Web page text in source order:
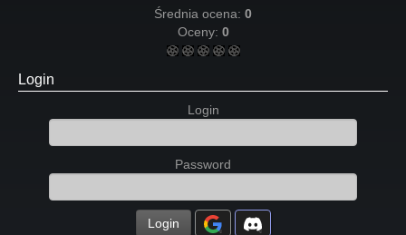
Średnia ocena: 0
Oceny: 0
Login
Login
Password
Login